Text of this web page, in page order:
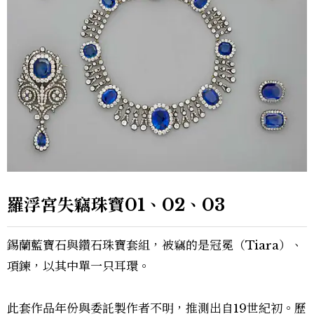
羅浮宮失竊珠寶01、02、03
錫蘭藍寶石與鑽石珠寶套組，被竊的是冠冕（Tiara）、
項鍊，以其中單一只耳環。
此套作品年份與委託製作者不明，推測出自19世紀初。歷